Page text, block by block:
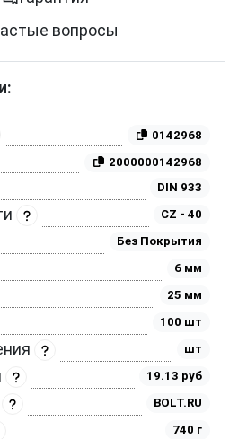
вопросы
0142968
2000000142968
DIN 933
CZ - 40
Без Покрытия
6 мм
25 мм
100 шт
шт
19.13 руб
BOLT.RU
740 г